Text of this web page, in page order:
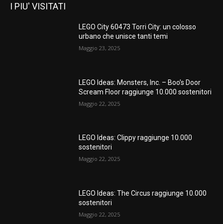
I PIU' VISITATI
LEGO City 60473 Torri City: un colosso
urbano che unisce tanti temi
Maggio 23, 2025
LEGO Ideas: Monsters, Inc. – Boo’s Door
Scream Floor raggiunge 10.000 sostenitori
Maggio 22, 2025
LEGO Ideas: Clippy raggiunge 10.000
sostenitori
Maggio 22, 2025
LEGO Ideas: The Circus raggiunge 10.000
sostenitori
Maggio 22, 2025